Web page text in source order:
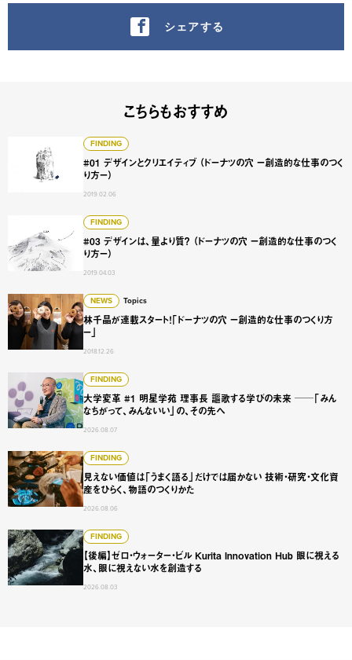
シェアする
こちらもおすすめ
FINDING
#01 デザインとクリエイティブ （ドーナツの穴 ー創造的な仕事のつく
り方ー）
2019.02.06
#01 デザインとクリエイティブ （ドーナツの穴 ー創造的な
FINDING
#03 デザインは、量より質？ （ドーナツの穴 ー創造的な仕事のつく
り方ー）
2019.04.03
#03 デザインは、量より質？ （ドーナツの穴 ー創造的な仕
NEWS Topics
林千晶が連載スタート！「ドーナツの穴 ー創造的な仕事のつくり方
ー」
2018.12.26
林千晶が連載スタート！「ドーナツの穴 ー創造的な仕事の
FINDING
大学変革 #1 明星学苑 理事長 謳歌する学びの未来 ──「みん
なちがって、みんないい」の、その先へ
2026.08.07
大学変革 #1 明星学苑 理事長 謳歌する学びの未来 ──「み
FINDING
見えない価値は「うまく語る」だけでは届かない 技術・研究・文化資
産をひらく、物語のつくりかた
2026.08.06
見えない価値は「うまく語る」だけでは届かない 技術・研
FINDING
【後編】ゼロ・ウォーター・ビル Kurita Innovation Hub 眼に視える
水、眼に視えない水を創造する
2026.08.03
【後編】ゼロ・ウォーター・ビル Kurita Innovation Hub 眼